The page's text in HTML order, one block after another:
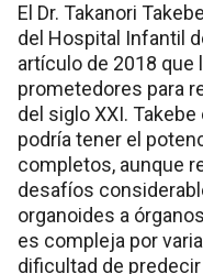
El Dr. Takanori
del Hospital Infantil
artículo de 2018
prometedores para
del siglo XXI.
podría tener el
completos, aunque
desafíos
organoides a
es compleja por
dificultad de